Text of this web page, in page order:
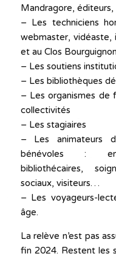
Mandragore,
– Les techniciens
webmaster, vidéaste,
et au Clos
– Les soutiens
– Les bibliothèques
– Les organismes de
collectivités
– Les stagiaires
– Les animateurs
bénévoles :
bibliothécaires,
sociaux, visiteurs…
– Les voyageurs-
âge.
La relève n’est pas
fin 2024. Restent les